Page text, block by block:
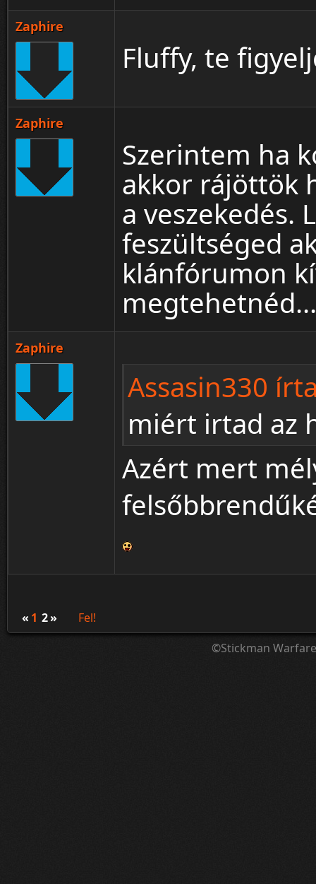
Zaphire
Fluffy, te
Zaphire
Szerintem ha
akkor rájöttök
a veszekedés.
feszültséged
klánfórumon
megtehetnéd...
Zaphire
Assasin330
miért irtad az
Azért mert
« 1 2»
Fel!
©Stickman Warfare